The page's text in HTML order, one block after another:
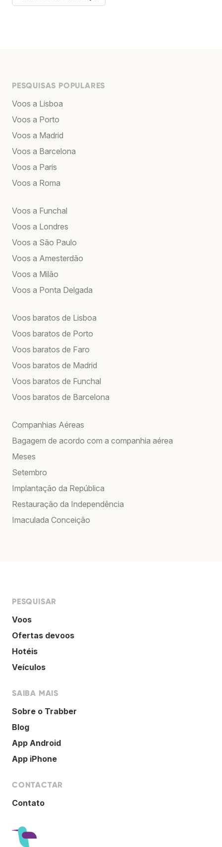
PESQUISAS POPULARES
Voos a Lisboa
Voos a Porto
Voos a Madrid
Voos a Barcelona
Voos a Paris
Voos a Roma
Voos a Funchal
Voos a Londres
Voos a São Paulo
Voos a Amesterdão
Voos a Milão
Voos a Ponta Delgada
Voos baratos de Lisboa
Voos baratos de Porto
Voos baratos de Faro
Voos baratos de Madrid
Voos baratos de Funchal
Voos baratos de Barcelona
Companhias Aéreas
Bagagem de acordo com a companhia aérea
Meses
Setembro
Implantação da República
Restauração da Independência
Imaculada Conceição
PESQUISAR
Voos
Ofertas devoos
Hotéis
Veículos
SAIBA MAIS
Sobre o Trabber
Blog
App Android
App iPhone
CONTACTAR
Contato